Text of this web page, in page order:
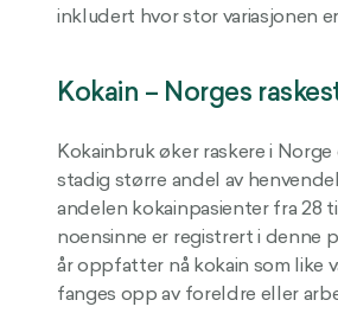
inkludert hvor stor variasjonen
Kokain – Norges
Kokainbruk øker raskere i
stadig større andel av
andelen kokainpasienter fra 28
noensinne er registrert i denne
år oppfatter nå kokain som like
fanges opp av foreldre eller